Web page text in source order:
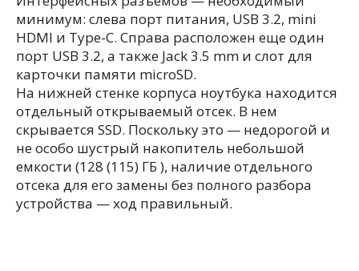
минимум: слева порт питания, USB 3.2, mini
HDMI и Type-C. Справа расположен еще один
порт USB 3.2, а также Jack 3.5 mm и слот для
карточки памяти microSD.
На нижней стенке корпуса ноутбука находится
отдельный открываемый отсек. В нем
скрывается SSD. Поскольку это — недорогой и
не особо шустрый накопитель небольшой
емкости (128 (115) ГБ ), наличие отдельного
отсека для его замены без полного разбора
устройства — ход правильный.